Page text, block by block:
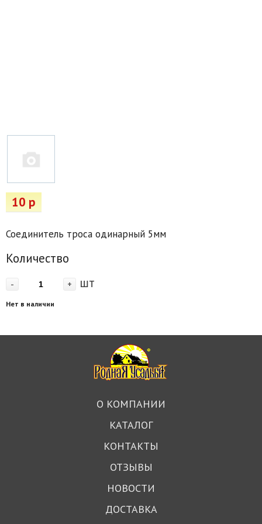
Подарочные сертификаты
10 р
Соединитель троса одинарный 5мм
Количество
- + шт
Нет в наличии
О КОМПАНИИ
КАТАЛОГ
КОНТАКТЫ
ОТЗЫВЫ
НОВОСТИ
ДОСТАВКА